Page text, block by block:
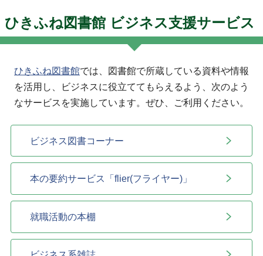
ひきふね図書館 ビジネス支援サービス
ひきふね図書館では、図書館で所蔵している資料や情報
を活用し、ビジネスに役立ててもらえるよう、次のよう
なサービスを実施しています。ぜひ、ご利用ください。
ビジネス図書コーナー
本の要約サービス「flier(フライヤー)」
就職活動の本棚